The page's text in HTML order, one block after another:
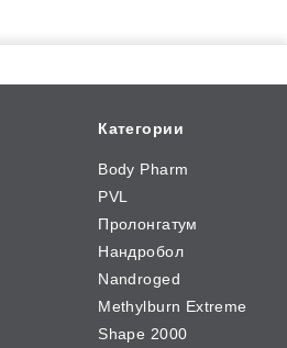
Категории
Body Pharm
PVL
Пролонгатум
Нандробол
Nandroged
Methylburn Extreme
Shape 2000